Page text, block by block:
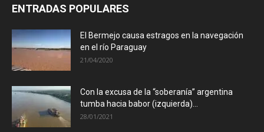
ENTRADAS POPULARES
El Bermejo causa estragos en la navegación
en el río Paraguay
21/04/2020
Con la excusa de la “soberanía” argentina
tumba hacia babor (izquierda)...
28/01/2021